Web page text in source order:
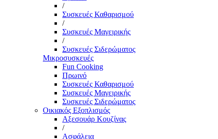
/
Συσκευές Καθαρισμού
/
Συσκευές Μαγειρικής
/
Συσκευές Σιδερώματος
Μικροσυσκευές
Fun Cooking
Πρωινό
Συσκευές Καθαρισμού
Συσκευές Μαγειρικής
Συσκευές Σιδερώματος
Οικιακός Εξοπλισμός
Αξεσουάρ Κουζίνας
/
Ασφάλεια